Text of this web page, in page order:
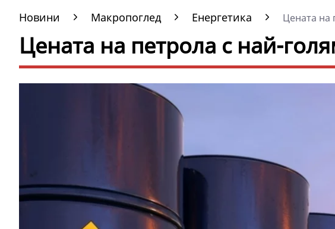
Новини Макропоглед Енергетика Цената на
Цената на петрола с най-